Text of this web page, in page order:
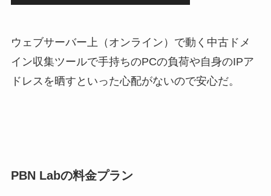
ウェブサーバー上（オンライン）で動く中古ドメ
イン収集ツールで手持ちのPCの負荷や自身のIPア
ドレスを晒すといった心配がないので安心だ。
PBN Labの料金プラン